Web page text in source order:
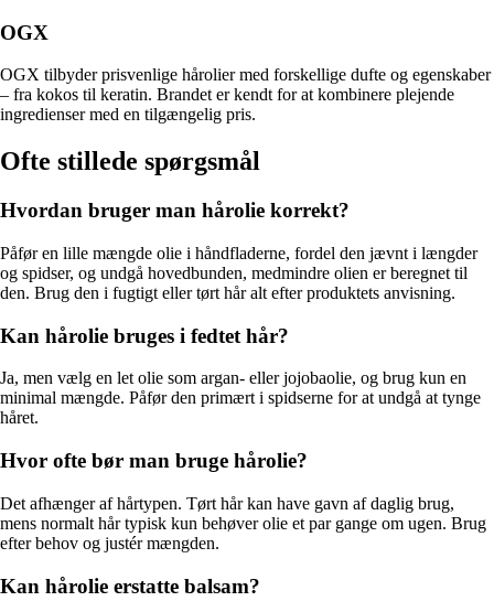
OGX
OGX tilbyder prisvenlige hårolier med forskellige dufte og egenskaber
– fra kokos til keratin. Brandet er kendt for at kombinere plejende
ingredienser med en tilgængelig pris.
Ofte stillede spørgsmål
Hvordan bruger man hårolie korrekt?
Påfør en lille mængde olie i håndfladerne, fordel den jævnt i længder
og spidser, og undgå hovedbunden, medmindre olien er beregnet til
den. Brug den i fugtigt eller tørt hår alt efter produktets anvisning.
Kan hårolie bruges i fedtet hår?
Ja, men vælg en let olie som argan- eller jojobaolie, og brug kun en
minimal mængde. Påfør den primært i spidserne for at undgå at tynge
håret.
Hvor ofte bør man bruge hårolie?
Det afhænger af hårtypen. Tørt hår kan have gavn af daglig brug,
mens normalt hår typisk kun behøver olie et par gange om ugen. Brug
efter behov og justér mængden.
Kan hårolie erstatte balsam?